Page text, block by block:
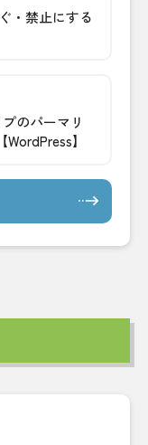
・禁止にする
のパーマリ
】